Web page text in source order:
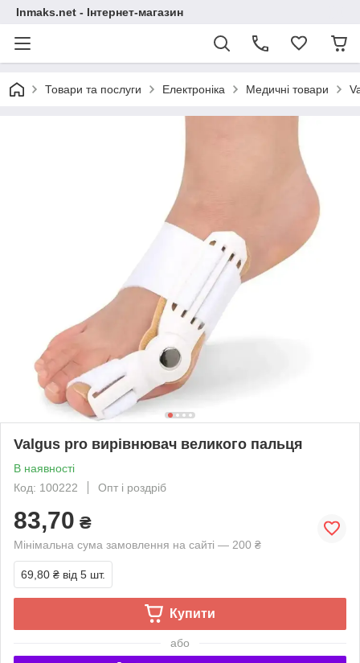
Inmaks.net - Інтернет-магазин
Товари та послуги Електроніка Медичні товари
Valgus pro вирівнювач великого пальця
В наявності
Код: 100222
Опт і роздріб
83,70 ₴
Мінімальна сума замовлення на сайті — 200 ₴
69,80 ₴ від 5 шт.
Купити
або